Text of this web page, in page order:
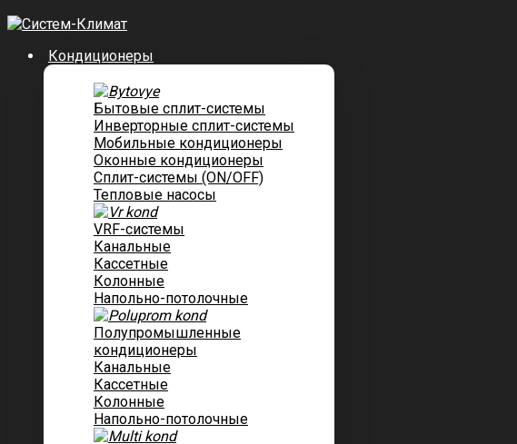
Кондиционеры
Бытовые сплит-системы
Инверторные сплит-системы
Мобильные кондиционеры
Оконные кондиционеры
Сплит-системы (ON/OFF)
Тепловые насосы
VRF-системы
Канальные
Касcетные
Колонные
Напольно-потолочные
Полупромышленные
кондиционеры
Канальные
Кассетные
Колонные
Напольно-потолочные